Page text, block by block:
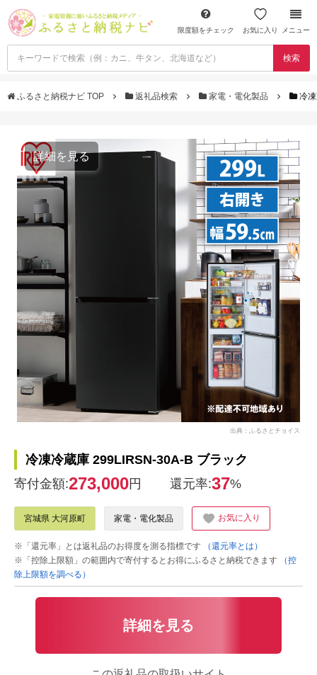
限度額をチェック お気に入り メニュー
検索
ふるさと納税ナビ TOP 返礼品検索 家電・電化製品 冷
詳細を見る
出典：ふるさとチョイス
冷凍冷蔵庫 299LIRSN-30A-B ブラック
寄付金額:273,000円 還元率:37%
宮城県 大河原町 家電・電化製品 お気に入り
※「還元率」とは返礼品のお得度を測る指標です
（還元率とは）
※「控除上限額」の範囲内で寄付するとお得にふるさと納税できます
（控
除上限額を調べる）
詳細を見る